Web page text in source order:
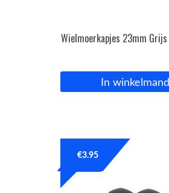
Inloggen / Registreren
Wielmoerkapjes 23mm Grijs
In winkelmand
€3.95